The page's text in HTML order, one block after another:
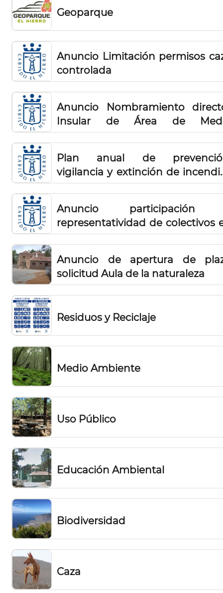
Geoparque
Anuncio Limitación permisos
controlada
Anuncio Nombramiento
Insular de Área de
Ambiente, Residuos,
Plan anual de
vigilancia y extinción de
forestales en la isla de El
Anuncio participación
representatividad de colectivos
el Consejo Insular de Caza de
Anuncio de apertura de
solicitud Aula de la naturaleza
Residuos y Reciclaje
Medio Ambiente
Uso Público
Educación Ambiental
Biodiversidad
Caza